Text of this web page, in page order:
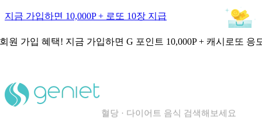
지금 가입하면 10,000P + 로또 10장 지급
원 가입 혜택! 지금 가입하면 G 포인트 10,000P + 캐시로또 응